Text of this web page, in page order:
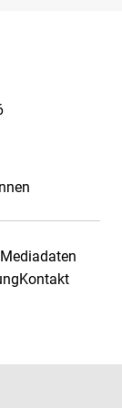
Mediadaten
Kontakt